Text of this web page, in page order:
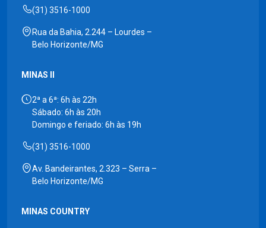
(31) 3516-1000
Rua da Bahia, 2.244 – Lourdes –
Belo Horizonte/MG
MINAS II
2ª a 6ª: 6h às 22h
Sábado: 6h às 20h
Domingo e feriado: 6h às 19h
(31) 3516-1000
Av. Bandeirantes, 2.323 – Serra –
Belo Horizonte/MG
MINAS COUNTRY